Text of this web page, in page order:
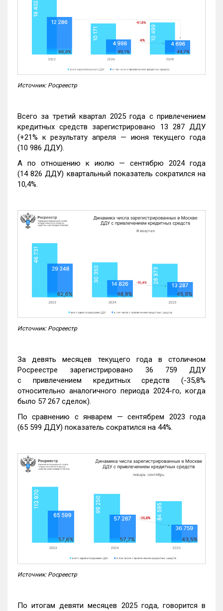
Источник: Росреестр
Всего за третий квартал 2025 года с привлечением
кредитных средств зарегистрировано 13 287 ДДУ
(+21% к результату апреля — июня текущего года
(10 986 ДДУ).
А по отношению к июлю — сентябрю 2024 года
(14 826 ДДУ) квартальный показатель сократился на
10,4%.
Источник: Росреестр
За девять месяцев текущего года в столичном
Росреестре зарегистрировано 36 759 ДДУ
с привлечением кредитных средств (-35,8%
относительно аналогичного периода 2024-го, когда
было 57 267 сделок).
По сравнению с январем — сентябрем 2023 года
(65 599 ДДУ) показатель сократился на 44%.
Источник: Росреестр
По итогам девяти месяцев 2025 года, говорится в